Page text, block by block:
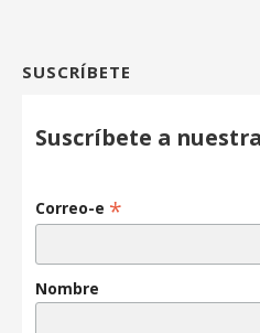
SUSCRÍBETE
Suscríbete a
Correo-e *
Nombre